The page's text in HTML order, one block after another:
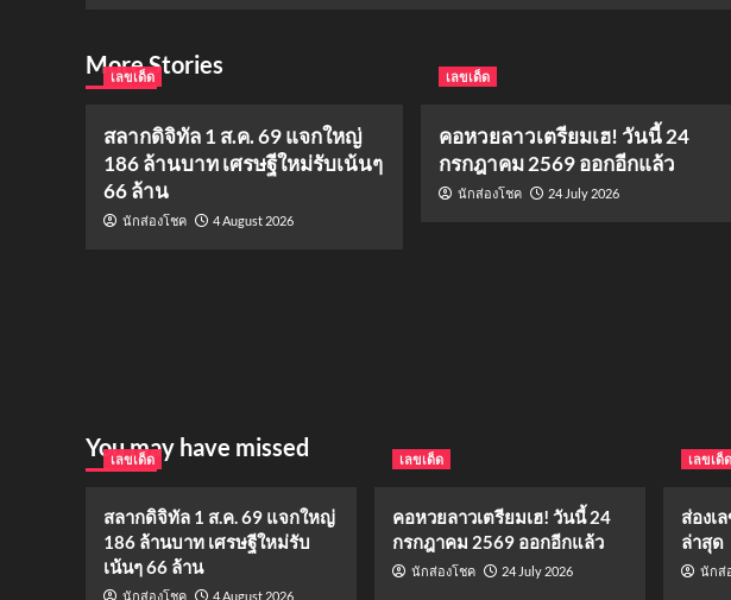
More Stories
เลขเด็ด
สลากดิจิทัล 1 ส.ค. 69 แจกใหญ่
186 ล้านบาท เศรษฐีใหม่รับเน้นๆ
66 ล้าน
นักส่องโชค 4 August 2026
เลขเด็ด
คอหวยลาวเตรียมเฮ! วันนี้ 24
กรกฎาคม 2569 ออกอีกแล้ว
นักส่องโชค 24 July 2026
You may have missed
เลขเด็ด
สลากดิจิทัล 1 ส.ค. 69 แจกใหญ่
186 ล้านบาท เศรษฐีใหม่รับ
เน้นๆ 66 ล้าน
นักส่องโชค 4 August 2026
เลขเด็ด
คอหวยลาวเตรียมเฮ! วันนี้ 24
กรกฎาคม 2569 ออกอีกแล้ว
นักส่องโชค 24 July 2026
เลขเด็ด
ส่องเ
ล่าสุด
นักส่